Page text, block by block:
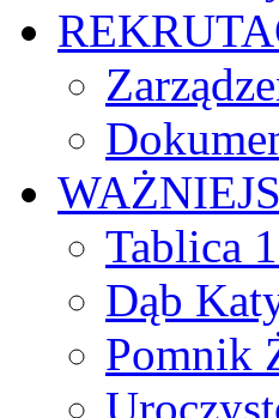
Tablica
Dąb
Pomnik